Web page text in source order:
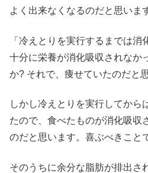
よく出来なくなるのだと思いま
「冷えとりを実行するまでは消
十分に栄養が消化吸収されなか
か? それで、痩せていたのだと
しかし冷えとりを実行してから
たので、食べたものが消化吸収
のだと思います。喜ぶべきこと
そのうちに余分な脂肪が排出さ